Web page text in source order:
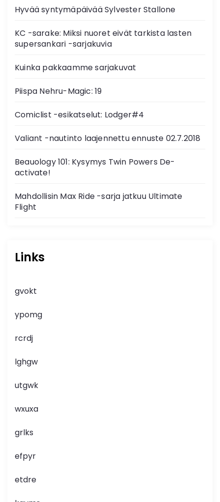
Hyvää syntymäpäivää Sylvester Stallone
KC -sarake: Miksi nuoret eivät tarkista lasten
supersankari -sarjakuvia
Kuinka pakkaamme sarjakuvat
Piispa Nehru-Magic: 19
Comiclist -esikatselut: Lodger#4
Valiant -nautinto laajennettu ennuste 02.7.2018
Beauology 101: Kysymys Twin Powers De-
activate!
Mahdollisin Max Ride -sarja jatkuu Ultimate
Flight
Links
gvokt
ypomg
rcrdj
lghgw
utgwk
wxuxa
grlks
efpyr
etdre